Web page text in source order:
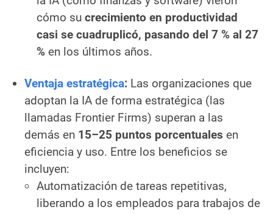
cómo su crecimiento en productividad
casi se cuadruplicó, pasando del 7 % al 27
% en los últimos años.
Ventaja estratégica: Las organizaciones que
adoptan la IA de forma estratégica (las
llamadas Frontier Firms) superan a las
demás en 15–25 puntos porcentuales en
eficiencia y uso. Entre los beneficios se
incluyen:
Automatización de tareas repetitivas,
liberando a los empleados para trabajos de